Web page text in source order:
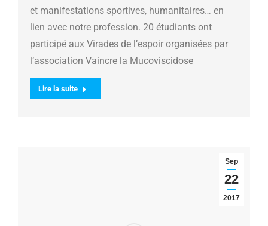
et manifestations sportives, humanitaires… en
lien avec notre profession. 20 étudiants ont
participé aux Virades de l’espoir organisées par
l’association Vaincre la Mucoviscidose
Lire la suite
Sep
22
2017